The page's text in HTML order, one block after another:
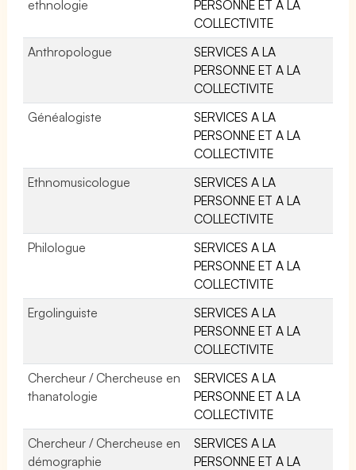
ethnologie
PERSONNE ET A LA
COLLECTIVITE
Anthropologue
SERVICES A LA
PERSONNE ET A LA
COLLECTIVITE
Généalogiste
SERVICES A LA
PERSONNE ET A LA
COLLECTIVITE
Ethnomusicologue
SERVICES A LA
PERSONNE ET A LA
COLLECTIVITE
Philologue
SERVICES A LA
PERSONNE ET A LA
COLLECTIVITE
Ergolinguiste
SERVICES A LA
PERSONNE ET A LA
COLLECTIVITE
Chercheur / Chercheuse en
thanatologie
SERVICES A LA
PERSONNE ET A LA
COLLECTIVITE
Chercheur / Chercheuse en
démographie
SERVICES A LA
PERSONNE ET A LA